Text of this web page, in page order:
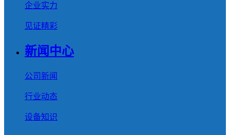
企业实力
见证精彩
新闻中心
公司新闻
行业动态
设备知识